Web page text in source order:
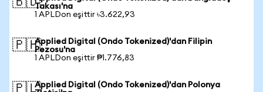
Takası'na
1 APLDon eşittir ৳3.622,93
🇵🇭Applied Digital (Ondo Tokenized)'dan Filipin
Pezosu'na
1 APLDon eşittir ₱1.776,83
🇵🇱Applied Digital (Ondo Tokenized)'dan Polonya